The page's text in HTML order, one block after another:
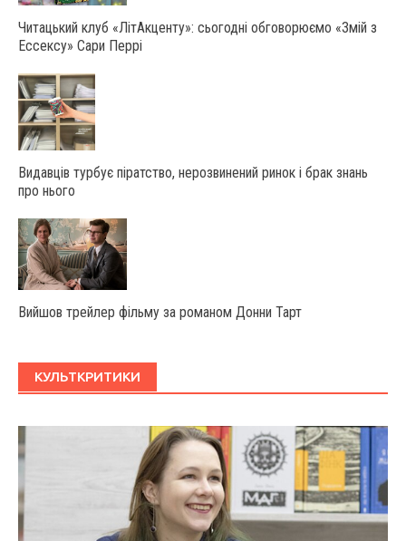
Читацький клуб «ЛітАкценту»: сьогодні обговорюємо «Змій з
Ессексу» Сари Перрі
Видавців турбує піратство, нерозвинений ринок і брак знань
про нього
Вийшов трейлер фільму за романом Донни Тарт
КУЛЬТКРИТИКИ